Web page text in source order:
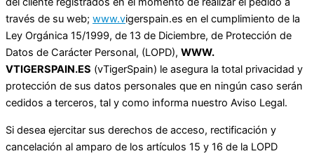
través de su web; www.vigerspain.es en el cumplimiento de la
Ley Orgánica 15/1999, de 13 de Diciembre, de Protección de
Datos de Carácter Personal, (LOPD), WWW.
VTIGERSPAIN.ES (vTigerSpain) le asegura la total privacidad y
protección de sus datos personales que en ningún caso serán
cedidos a terceros, tal y como informa nuestro Aviso Legal.
Si desea ejercitar sus derechos de acceso, rectificación y
cancelación al amparo de los artículos 15 y 16 de la LOPD